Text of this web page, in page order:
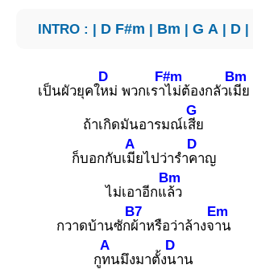
INTRO : | D F#m | Bm |G A | D |
เป็นผัวยุคใ
D
หม่ พวกเรา
F#m
ไม่ต้องกลัวเ
Bm
มีย
ถ้าเกิดมันอารมณ์เ
G
สีย
ก็บอกกับเ
A
มียไปว่ารำ
D
คาญ
ไม่เอาอีกแ
Bm
ล้ว
กวาดบ้านซัก
B7
ผ้าหรือว่าล้างจ
Em
าน
กู
A
ทนมึงมาตั้ง
D
นาน